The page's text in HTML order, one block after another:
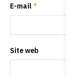
E-mail *
Site web